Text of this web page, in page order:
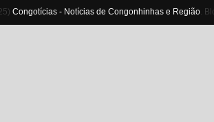
Congotícias - Notícias de Congonhinhas e Região.